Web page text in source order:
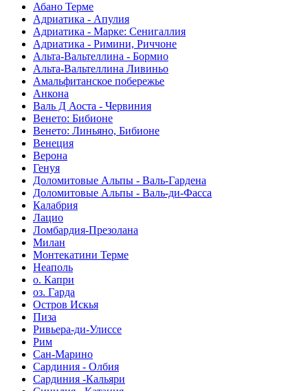
Абано Терме
Адриатика - Апулия
Адриатика - Марке: Сенигаллия
Адриатика - Римини, Риччоне
Альта-Вальтеллина - Бормио
Альта-Вальтеллина Ливиньо
Амальфитанское побережье
Анкона
Валь Д Аоста - Червиния
Венето: Бибионе
Венето: Линьяно, Бибионе
Венеция
Верона
Генуя
Доломитовые Альпы - Валь-Гардена
Доломитовые Альпы - Валь-ди-Фасса
Калабрия
Лацио
Ломбардия-Презолана
Милан
Монтекатини Терме
Неаполь
о. Капри
оз. Гарда
Остров Искья
Пиза
Ривьера-ди-Улиссе
Рим
Сан-Марино
Сардиния - Олбия
Сардиния -Кальяри